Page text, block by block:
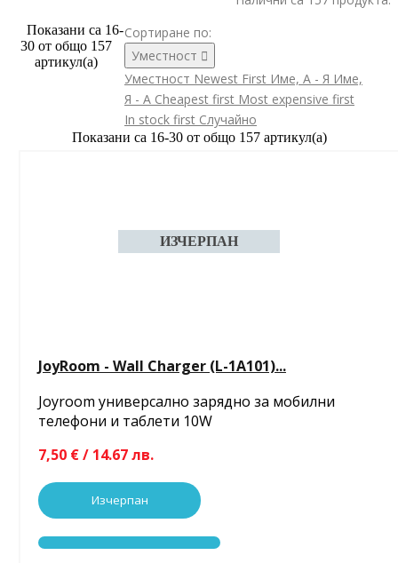
Сортиране по:
Уместност 
Уместност Newest First Име, А - Я Име,
Я - А Cheapest first Most expensive first
In stock first Случайно
Показани са 16-30 от общо 157 артикул(а)
JoyRoom - Wall Charger (L-1A101)...
Joyroom универсално зарядно за мобилни
телефони и таблети 10W
7,50 € / 14.67 лв.
Изчерпан
Показани са 16-
30 от общо 157
артикул(а)